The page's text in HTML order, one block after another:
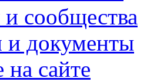
сообщества
и документы
сайте